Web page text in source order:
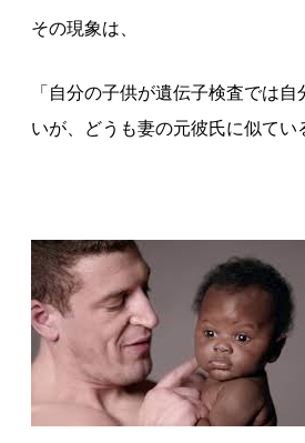
その現象は、
「自分の子供が遺伝子検査では
いが、どうも妻の元彼氏に似てい